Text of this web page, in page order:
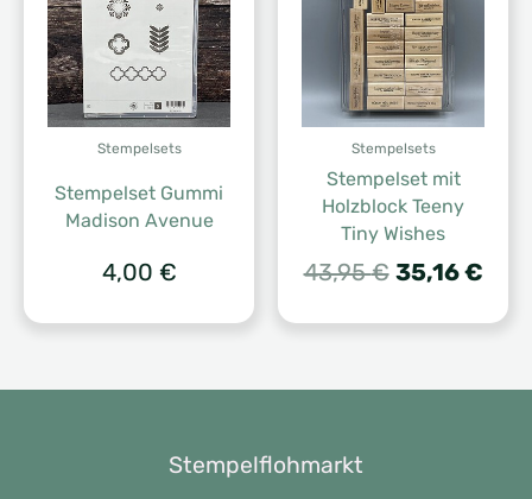
Stempelsets
Stempelset Gummi
Madison Avenue
4,00 €
Stempelsets
Stempelset mit
Holzblock Teeny
Tiny Wishes
43,95€
war:
35,16€
ist:
Stempelflohmarkt